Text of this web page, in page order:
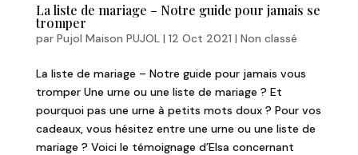
La liste de mariage – Notre guide pour jamais se
tromper
par Pujol Maison PUJOL| 12 Oct 2021 | Non classé
La liste de mariage – Notre guide pour jamais vous
tromper Une urne ou une liste de mariage ? Et
pourquoi pas une urne à petits mots doux ? Pour vos
cadeaux, vous hésitez entre une urne ou une liste de
mariage ? Voici le témoignage d’Elsa concernant